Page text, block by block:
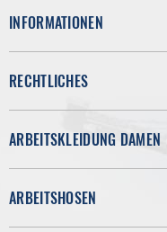
INFORMATIONEN
RECHTLICHES
ARBEITSKLEIDUNG DAMEN
ARBEITSHOSEN